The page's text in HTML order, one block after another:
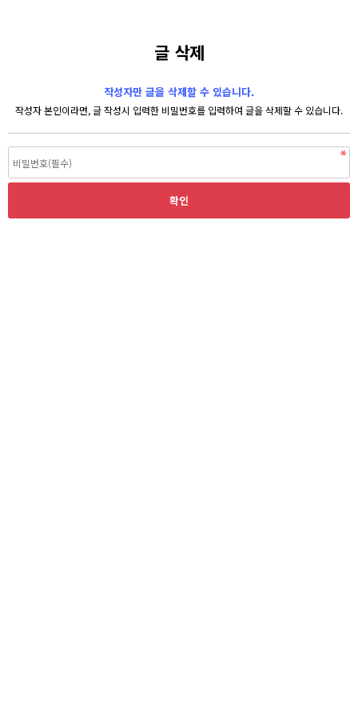
글 삭제
작성자만 글을 삭제할 수 있습니다.
작성자 본인이라면, 글 작성시 입력한 비밀번호를 입력하여 글을 삭제할 수 있습니다.